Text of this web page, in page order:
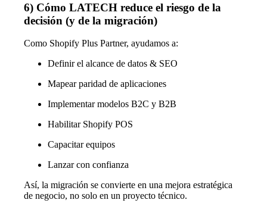
6) Cómo LATECH reduce el riesgo de la
decisión (y de la migración)
Como Shopify Plus Partner, ayudamos a:
Definir el alcance de datos & SEO
Mapear paridad de aplicaciones
Implementar modelos B2C y B2B
Habilitar Shopify POS
Capacitar equipos
Lanzar con confianza
Así, la migración se convierte en una mejora estratégica
de negocio, no solo en un proyecto técnico.